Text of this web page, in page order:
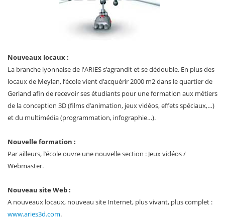
Nouveaux locaux :
La branche lyonnaise de l'ARIES s’agrandit et se dédouble. En plus des
locaux de Meylan, l’école vient d’acquérir 2000 m2 dans le quartier de
Gerland afin de recevoir ses étudiants pour une formation aux métiers
de la conception 3D (films d’animation, jeux vidéos, effets spéciaux,…)
et du multimédia (programmation, infographie…).
Nouvelle formation :
Par ailleurs, l’école ouvre une nouvelle section : Jeux vidéos /
Webmaster.
Nouveau site Web :
A nouveaux locaux, nouveau site Internet, plus vivant, plus complet :
www.aries3d.com.